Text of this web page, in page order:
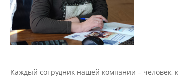
Каждый сотрудник нашей компании – человек,